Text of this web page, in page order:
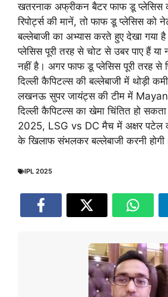
खतरनाक अफ्रीकन बैटर फाफ डू प्लेसिस
रिपोर्ट्स की मानें, तो फाफ डू प्लेसिस को
बल्लेबाजी का अभ्यास करते हुए देखा गया
प्लेसिस पूरी तरह से चोट से उबर पाए हैं या
नहीं है। अगर फाफ डू प्लेसिस पूरी तरह से
दिल्ली कैपिटल्स की बल्लेबाजी में थोड़ी
लखनऊ सुपर जायंट्स की टीम में
दिल्ली कैपिटल्स का खेमा चिंतित हो
2025, LSG vs DC मैच में अक्षर पटेल
के खिलाफ संभलकर बल्लेबाजी करनी
IPL 2025